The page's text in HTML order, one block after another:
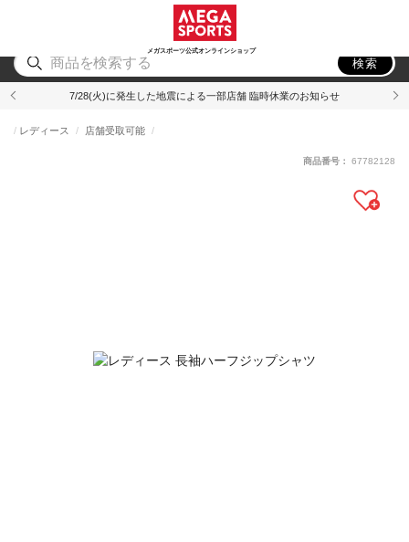
メガスポーツ公式オンラインショップ
アウトドア
検索
7/28(火)に発生した地震による一部店舗 臨時休業のお知らせ
レディース 店舗受取可能
商品番号： 67782128